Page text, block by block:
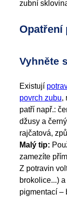
zubní
Opatření
Vyhněte
Existují
povrch zubu,
patří např.:
džusy a
rajčatová,
Malý tip:
zamezíte
Z potravin
brokolice...)
pigmentací –